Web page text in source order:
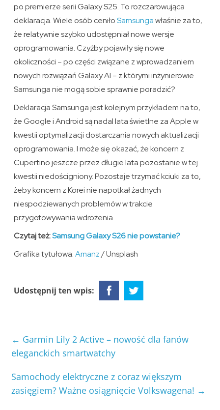
po premierze serii Galaxy S25. To rozczarowująca
deklaracja. Wiele osób ceniłoSamsungawłaśnie za to,
że relatywnie szybko udostępniał nowe wersje
oprogramowania. Czyżby pojawiły się nowe
okoliczności – po części związane z wprowadzaniem
nowych rozwiązań Galaxy AI – z którymi inżynierowie
Samsunga nie mogą sobie sprawnie poradzić?
Deklaracja Samsunga jest kolejnym przykładem na to,
że Google i Android są nadal lata świetlne za Apple w
kwestii optymalizacji dostarczania nowych aktualizacji
oprogramowania. I może się okazać, że koncern z
Cupertino jeszcze przez długie lata pozostanie w tej
kwestii niedościgniony. Pozostaje trzymać kciuki za to,
żeby koncern z Korei nie napotkał żadnych
niespodziewanych problemów w trakcie
przygotowywania wdrożenia.
Czytaj też:Samsung Galaxy S26 nie powstanie?
Grafika tytułowa:Amanz/ Unsplash
Udostępnij ten wpis:
← Garmin Lily 2 Active – nowość dla fanów
eleganckich smartwatchy
Samochody elektryczne z coraz większym
zasięgiem? Ważne osiągnięcie Volkswagena! →